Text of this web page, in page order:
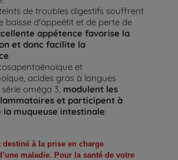
de troubles digestifs souffrent
baisse d'appeétit et de perte de
appétence favorise la
et donc facilite la
.
et
acides gras à longues
oméga 3, modulent les
et participent à
muqueuse intestinale.
destiné à la prise en charge
maladie. Pour la santé de votre